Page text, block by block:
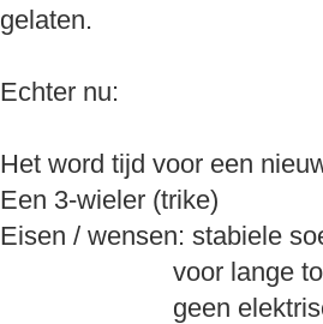
gelaten.
Echter nu:
Het word tijd voor een
Een 3-wieler (trike)
Eisen / wensen: stabiele
voor lange
geen elektrische